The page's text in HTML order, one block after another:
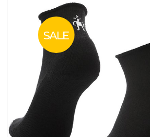
SALE